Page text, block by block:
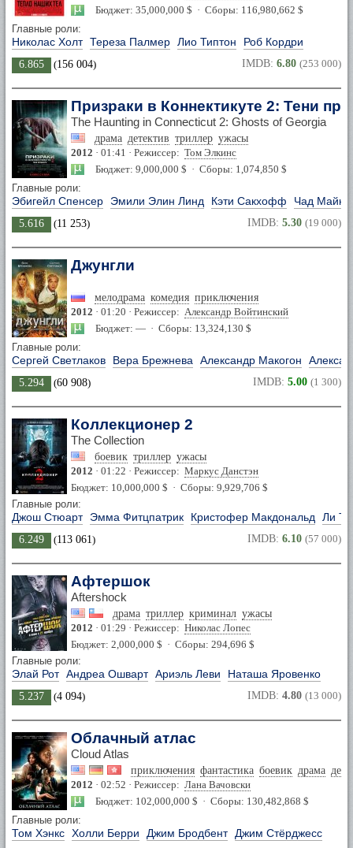
Бюджет: 35,000,000 $ · Сборы: 116,980,662 $
Главные роли:
Николас Холт Тереза Палмер Лио Типтон Роб Кордри
6.865 (156 004) IMDB: 6.80 (253 000)
Призраки в Коннектикуте 2: Тени
The Haunting in Connecticut 2: Ghosts of Georgia
драма детектив триллер ужасы
2012 · 01:41 · Режиссер: Том Элкинс
Бюджет: 9,000,000 $ · Сборы: 1,074,850 $
Главные роли:
Эбигейл Спенсер Эмили Элин Линд Кэти Сакхофф Чад
5.616 (11 253) IMDB: 5.30 (19 000)
Джунгли
мелодрама комедия приключения
2012 · 01:20 · Режиссер: Александр Войтинский
Бюджет: — · Сборы: 13,324,130 $
Главные роли:
Сергей Светлаков Вера Брежнева Александр Макогон
5.294 (60 908) IMDB: 5.00 (1 300)
Коллекционер 2
The Collection
боевик триллер ужасы
2012 · 01:22 · Режиссер: Маркус Данстэн
Бюджет: 10,000,000 $ · Сборы: 9,929,706 $
Главные роли:
Джош Стюарт Эмма Фитцпатрик Кристофер Макдональд Ли
6.249 (113 061) IMDB: 6.10 (57 000)
Афтершок
Aftershock
драма триллер криминал ужасы
2012 · 01:29 · Режиссер: Николас Лопес
Бюджет: 2,000,000 $ · Сборы: 294,696 $
Главные роли:
Элай Рот Андреа Ошварт Ариэль Леви Наташа Яровенко
5.237 (4 094) IMDB: 4.80 (13 000)
Облачный атлас
Cloud Atlas
приключения фантастика боевик драма
2012 · 02:52 · Режиссер: Лана Вачовски
Бюджет: 102,000,000 $ · Сборы: 130,482,868 $
Главные роли:
Том Хэнкс Холли Берри Джим Бродбент Джим Стёрджесс